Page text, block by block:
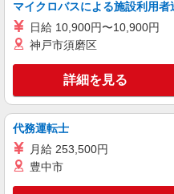
マイクロバスによる施設利用者
日給 10,900円〜10,900円
神戸市須磨区
詳細を見る
代務運転士
月給 253,500円
豊中市